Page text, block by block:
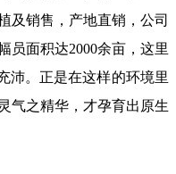
及销售，产地直销，公司
员面积达2000余亩，这里
沛。正是在这样的环境里
气之精华，才孕育出原生